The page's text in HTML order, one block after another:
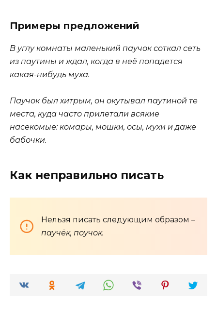
Примеры предложений
В углу комнаты маленький паучок соткал сеть
из паутины и ждал, когда в неё попадется
какая-нибудь муха.
Паучок был хитрым, он окутывал паутиной те
места, куда часто прилетали всякие
насекомые: комары, мошки, осы, мухи и даже
бабочки.
Как неправильно писать
Нельзя писать следующим образом –
паучёк, поучок.